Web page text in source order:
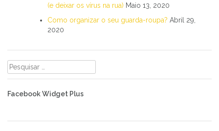
(e deixar os vírus na rua) Maio 13, 2020
Como organizar o seu guarda-roupa? Abril 29,
2020
Pesquisar
por:
Facebook Widget Plus